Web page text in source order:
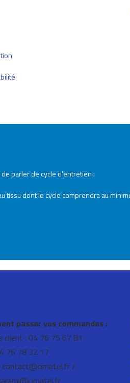
parler de cycle d’entretien :
tissu dont le cycle comprendra au
passer vos commandes :
client : 04 76 75 67 81
76 78 32 17
contact@cimatel.fr /